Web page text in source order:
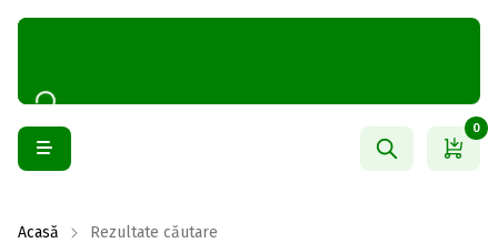
0
Acasă Rezultate căutare